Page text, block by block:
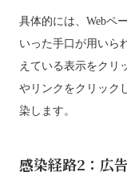
具体的には、Webペ
いった手口が用いら
えている表示をクリ
やリンクをクリック
染します。
感染経路2：広